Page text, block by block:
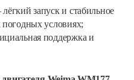
запуск и стабильное
условиях;
поддержка и